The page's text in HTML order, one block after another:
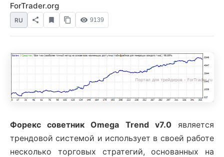
ForTrader.org
RU 9139
Форекс советник Omega Trend v7.0является
трендовой системой и использует в своей работе
несколько торговых стратегий, основанных на